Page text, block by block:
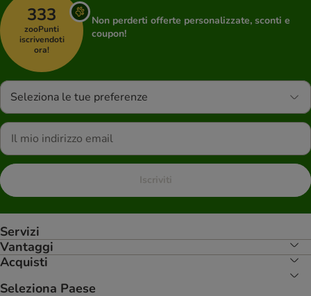
333
zooPunti
iscrivendoti
ora!
Non perderti offerte personalizzate, sconti e
coupon!
Seleziona le tue preferenze
Iscriviti
Servizi
Vantaggi
Acquisti
Seleziona Paese